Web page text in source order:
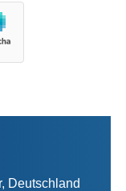
Deutschland